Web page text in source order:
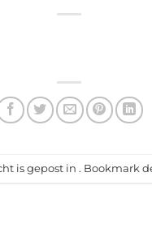
is gepost in . Bookmark